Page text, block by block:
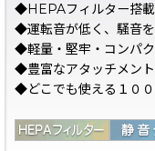
◆HEPAフィルター搭載
◆運転音が低く、騒音を
◆軽量・堅牢・コンパク
◆豊富なアタッチメント
◆どこでも使える１００